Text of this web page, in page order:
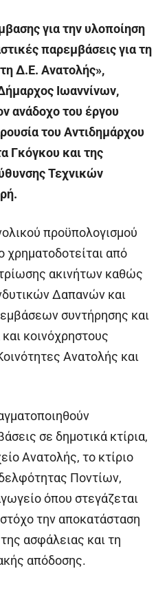
για την υλοποίηση
παρεμβάσεις για τη
Δ.Ε. Ανατολής»,
Ιωαννίνων,
ανάδοχο του έργου
του Αντιδημάρχου
Γκόγκου και της
Τεχνικών
προϋπολογισμού
από
ακινήτων καθώς
Δαπανών και
συντήρησης και
κοινόχρηστους
Ανατολής και
σε δημοτικά κτίρια,
Ανατολής, το κτίριο
Ποντίων,
όπου στεγάζεται
την αποκατάσταση
ασφάλειας και τη
απόδοσης.